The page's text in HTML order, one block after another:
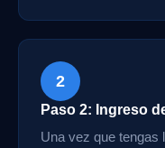
2
Paso 2: Ingreso
Una vez que tengas